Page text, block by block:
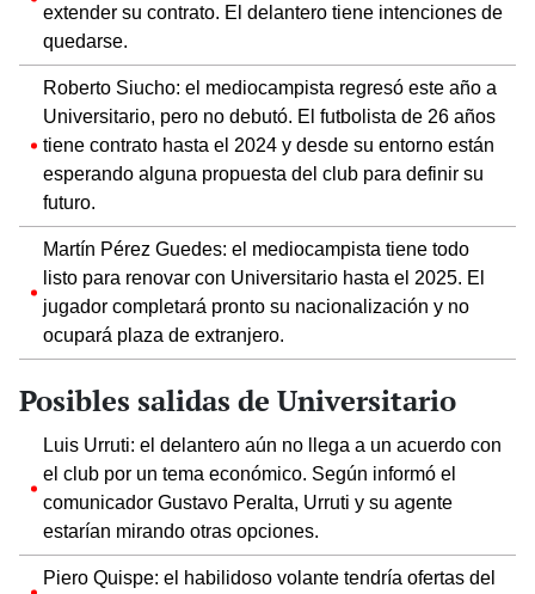
extender su contrato. El delantero tiene intenciones de
quedarse.
Roberto Siucho: el mediocampista regresó este año a
Universitario, pero no debutó. El futbolista de 26 años
tiene contrato hasta el 2024 y desde su entorno están
esperando alguna propuesta del club para definir su
futuro.
Martín Pérez Guedes: el mediocampista tiene todo
listo para renovar con Universitario hasta el 2025. El
jugador completará pronto su nacionalización y no
ocupará plaza de extranjero.
Posibles salidas de Universitario
Luis Urruti: el delantero aún no llega a un acuerdo con
el club por un tema económico. Según informó el
comunicador Gustavo Peralta, Urruti y su agente
estarían mirando otras opciones.
Piero Quispe: el habilidoso volante tendría ofertas del